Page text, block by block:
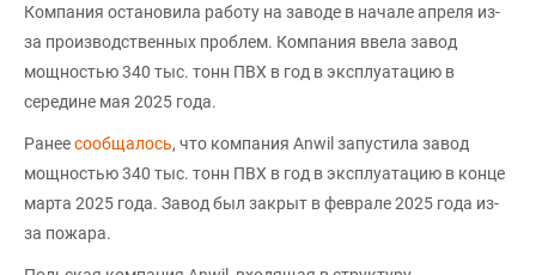
Компания остановила работу на заводе в начале апреля из-
за производственных проблем. Компания ввела завод
мощностью 340 тыс. тонн ПВХ в год в эксплуатацию в
середине мая 2025 года.
Ранеесообщалось, что компания Anwil запустила завод
мощностью 340 тыс. тонн ПВХ в год в эксплуатацию в конце
марта 2025 года. Завод был закрыт в феврале 2025 года из-
за пожара.